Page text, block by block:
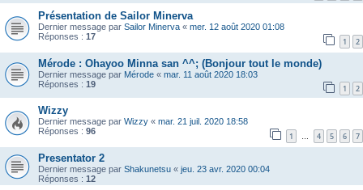
Présentation de Sailor Minerva
Dernier message par Sailor Minerva « mer. 12 août 2020 01:08
Réponses : 17 1 2
Mérode : Ohayoo Minna san ^^; (Bonjour tout le monde)
Dernier message par Mérode « mar. 11 août 2020 18:03
Réponses : 19 1 2
Wizzy
Dernier message par Wizzy « mar. 21 juil. 2020 18:58
Réponses : 96 1 … 4 5 6 7
Presentator 2
Dernier message par Shakunetsu « jeu. 23 avr. 2020 00:04
Réponses : 12